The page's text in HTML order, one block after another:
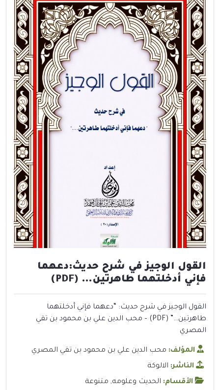
القول الوجيز في شرح حديث:دعهما
فإني أدخلتهما طاهرتين… (PDF)
القول الوجيز في شرح حديث: “دعهما فإني أدخلتهما
طاهرتين…” (PDF) – محب الدين علي بن محمود بن تقي
المصري
المؤلف: محب الدين علي بن محمود بن تقي المصري
الناشر: الالوكة
الأقسام: الحديث وعلومه, متنوعة